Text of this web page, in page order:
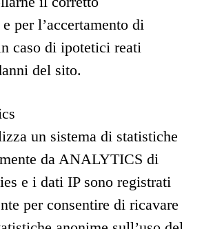
per l’accertamento di
caso di ipotetici reati
del sito.
un sistema di statistiche
da ANALYTICS di
e i dati IP sono registrati
per consentire di ricavare